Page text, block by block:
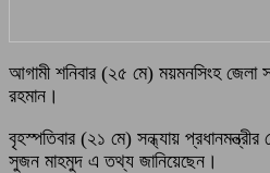
আগামী শনিবার (২৫ মে) ময়মনসিংহ জেলা
রহমান।
বৃহস্পতিবার (২১ মে) সন্ধ্যায়
সুজন মাহমুদ এ তথ্য জানিয়েছেন।